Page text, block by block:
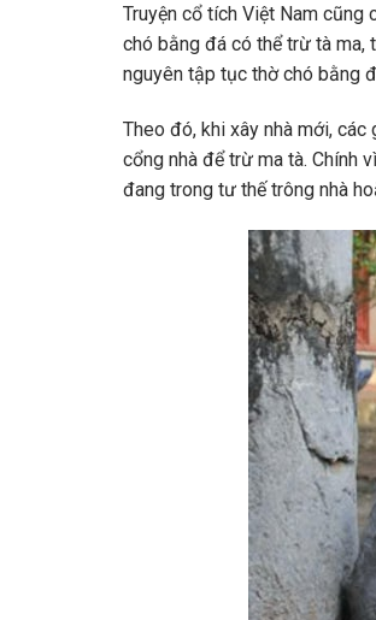
Truyện cổ tích Việt Nam cũng
chó bằng đá có thể trừ tà ma,
nguyên tập tục thờ chó bằng
Theo đó, khi xây nhà mới,
cổng nhà để trừ ma tà. Chính
đang trong tư thế trông nhà